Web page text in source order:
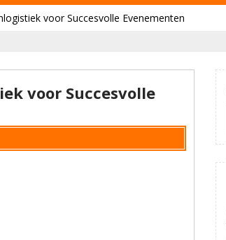
voor Succesvolle Evenementen
voor Succesvolle